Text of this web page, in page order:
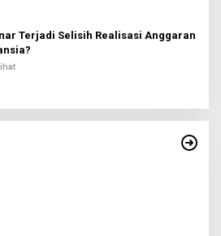
Terjadi Selisih Realisasi Anggaran